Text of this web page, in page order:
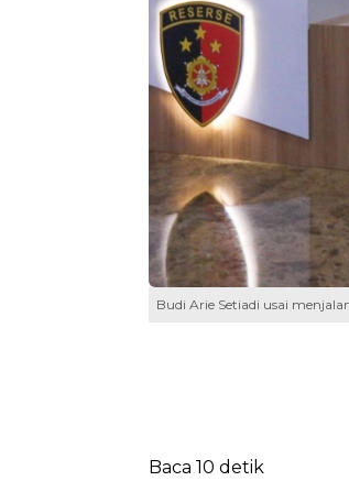
Budi Arie Setiadi usai
Baca 10 detik